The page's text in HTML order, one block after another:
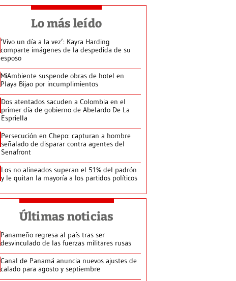
Lo más leído
‘Vivo un día a la vez’: Kayra Harding
comparte imágenes de la despedida de su
esposo
MiAmbiente suspende obras de hotel en
Playa Bijao por incumplimientos
Dos atentados sacuden a Colombia en el
primer día de gobierno de Abelardo De La
Espriella
Persecución en Chepo: capturan a hombre
señalado de disparar contra agentes del
Senafront
Los no alineados superan el 51% del padrón
y le quitan la mayoría a los partidos políticos
Últimas noticias
Panameño regresa al país tras ser
desvinculado de las fuerzas militares rusas
Canal de Panamá anuncia nuevos ajustes de
calado para agosto y septiembre